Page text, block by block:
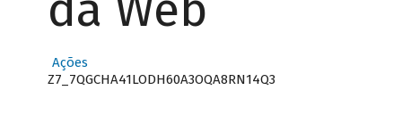
Ações
Z7_7QGCHA41LODH60A3OQA8RN14Q3